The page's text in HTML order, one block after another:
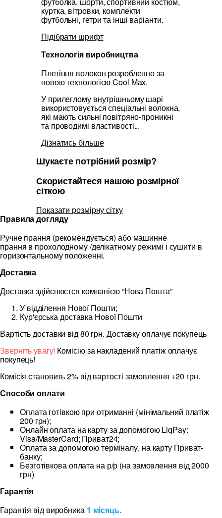
куртка, вітровки, комплекти
футбольні, гетри та інші варіанти.
Підібрати шрифт
Технологія виробництва
Плетіння волокон розробленно за
новою технологією Cool Max.
У прилеглому внутрішньому шарі
використовується спеціальні волокна,
які мають сильні повітряно-проникні
та проводимі властивості...
Дізнатись більше
Шукаєте потрібний розмір?
Скористайтеся нашою розмірної
сіткою
Показати розмірну сітку
Правила догляду
Ручне прання (рекомендується) або машинне
прання в прохолодному /делікатному режимі і сушити в
горизонтальному положенні.
Доставка
Доставка здійснюєтся компанією “Нова Пошта”
У відділення Нової Пошти;
Кур'єрська доставка Нової Пошти
Вартість доставки від 80 грн. Доставку оплачує покупець
Зверніть увагу! Комісію за накладений платіж оплачує
покупець!
Комісія становить 2% від вартості замовлення +20 грн.
Способи оплати
Оплата готівкою при отриманні (мінімальний платіж
200 грн);
Онлайн оплата на карту за допомогою LiqPay:
Visa/MasterCard; Приват24;
Оплата за допомогою терміналу, на карту Приват-
банку;
Безготівкова оплата на р/р (на замовлення від 2000
грн)
Гарантія
Гарантія від виробника 1 місяць.